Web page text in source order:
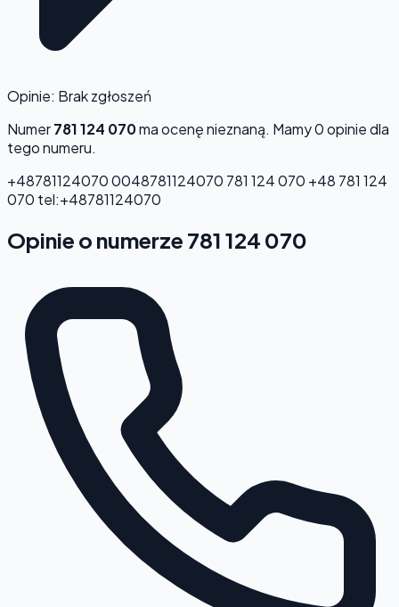
Opinie: Brak zgłoszeń
Numer781 124 070ma ocenęnieznaną. Mamy 0 opinie dla
tego numeru.
+487811240700048781124070 781 124 070 +48 781 124
070 tel:+48781124070
Opinie o numerze 781 124 070